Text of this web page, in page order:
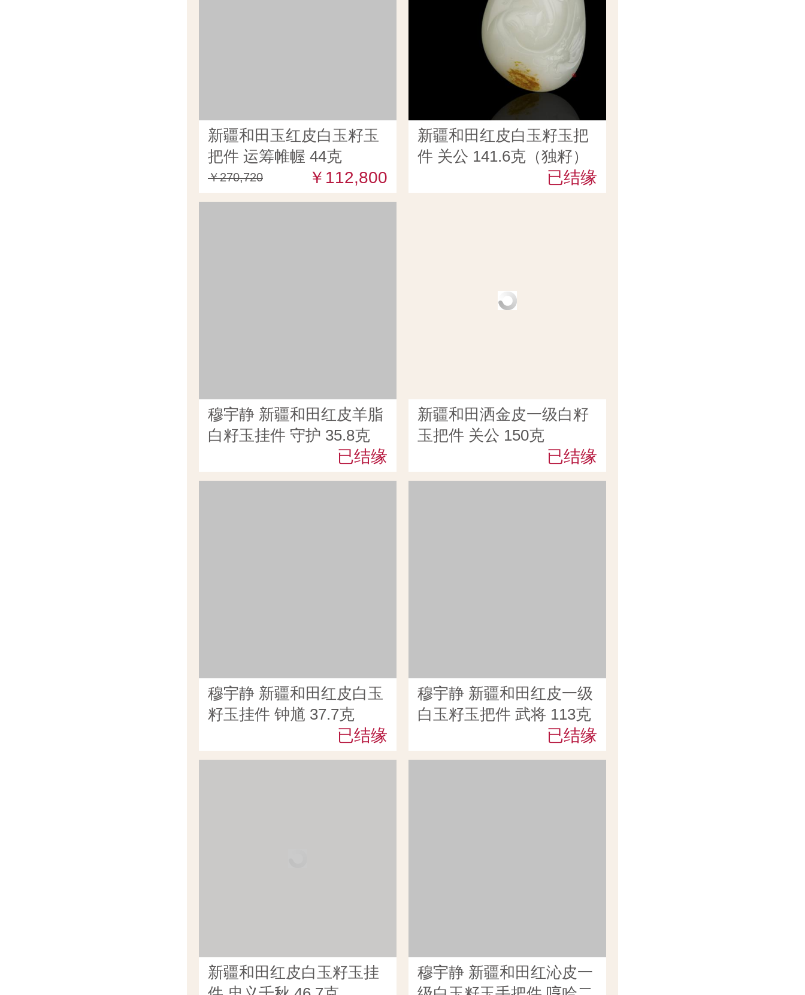
新疆和田玉红皮白玉籽玉
把件 运筹帷幄 44克
￥270,720 ￥112,800
新疆和田红皮白玉籽玉把
件 关公 141.6克（独籽）
已结缘
穆宇静 新疆和田红皮羊脂
白籽玉挂件 守护 35.8克
已结缘
新疆和田洒金皮一级白籽
玉把件 关公 150克
已结缘
穆宇静 新疆和田红皮白玉
籽玉挂件 钟馗 37.7克
已结缘
穆宇静 新疆和田红皮一级
白玉籽玉把件 武将 113克
已结缘
新疆和田红皮白玉籽玉挂
穆宇静 新疆和田红沁皮一